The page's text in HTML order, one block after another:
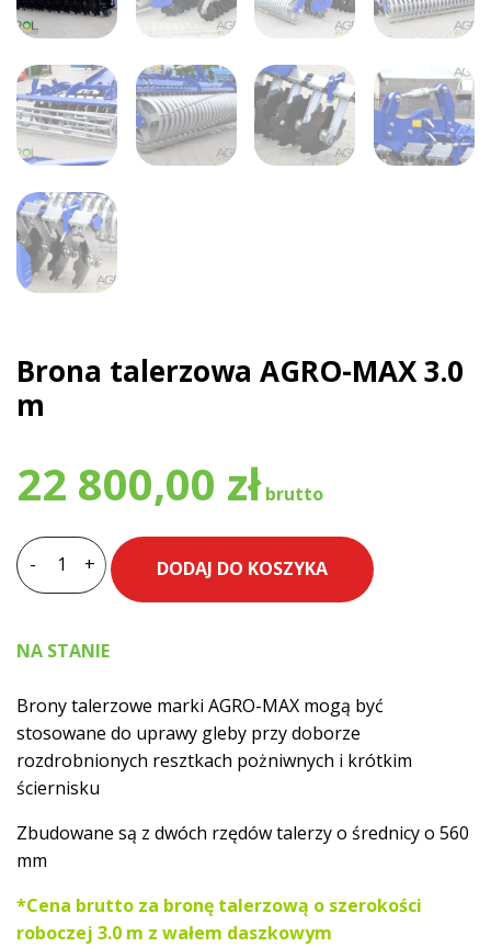
Brona talerzowa AGRO-MAX 3.0
m
22 800,00 zł
-
ilość
AGRO-
3.0
m
+ DODAJ DO KOSZYKA
NA STANIE
Brony talerzowe marki AGRO-MAX mogą być
stosowane do uprawy gleby przy doborze
rozdrobnionych resztkach pożniwnych i krótkim
ściernisku
Zbudowane są z dwóch rzędów talerzy o średnicy o 560
mm
*Cena brutto za bronę talerzową o szerokości
roboczej 3.0 m z wałem daszkowym